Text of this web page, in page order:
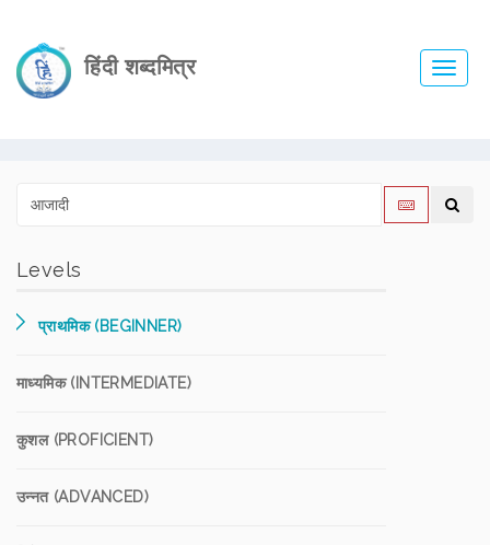
हिंदी शब्दमित्र
Levels
प्राथमिक (BEGINNER)
माध्यमिक (INTERMEDIATE)
कुशल (PROFICIENT)
उन्नत (ADVANCED)